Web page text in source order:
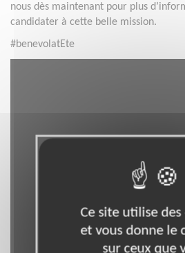
nous dès maintenant pour plus
candidater à cette belle mission.
#benevolatEte
Ce site utilise des
et vous donne le
sur ceux que